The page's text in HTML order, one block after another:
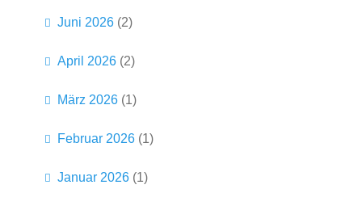
Juni 2026 (2)
April 2026 (2)
März 2026 (1)
Februar 2026 (1)
Januar 2026 (1)